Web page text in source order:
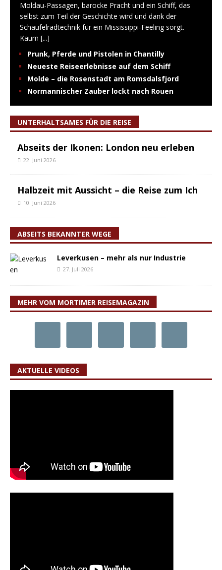
Moldau-Passagen, barocke Pracht und ein Schiff, das
selbst zum Teil der Geschichte wird und dank der
Schaufelradtechnik für ein Mississippi-Feeling sorgt.
Kaum [...]
Prunk, Pferde und Pistolen in Chantilly
Neueste Reiseerlebnisse auf dem Schiff
Molde – die Rosenstadt am Romsdalsfjord
Normannischer Zauber lockt nach Rouen
UNTERHALTSAMES FÜR DIE REISE
Abseits der Ikonen: London neu erleben
22. Juni 2026
Halbzeit mit Aussicht – die Reise zum Ich
10. Juni 2026
ABSEITS BEKANNTER WEGE
Leverkusen – mehr als nur Industrie
27. Juli 2026
MEHR VOM MORTIMER REISEMAGAZIN
AKTUELLE VIDEOS